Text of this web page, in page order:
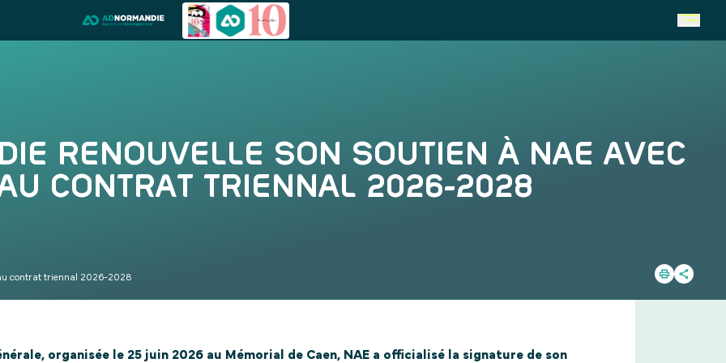
RENOUVELLE SON SOUTIEN À NAE AVEC
CONTRAT TRIENNAL 2026-2028
contrat triennal 2026-2028
organisée le 25 juin 2026 au Mémorial de Caen, NAE a officialisé la signature de son